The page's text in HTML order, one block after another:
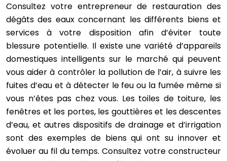
Consultez votre entrepreneur de restauration des
dégâts des eaux concernant les différents biens et
services à votre disposition afin d’éviter toute
blessure potentielle. Il existe une variété d’appareils
domestiques intelligents sur le marché qui peuvent
vous aider à contrôler la pollution de l’air, à suivre les
fuites d’eau et à détecter le feu ou la fumée même si
vous n’êtes pas chez vous. Les toiles de toiture, les
fenêtres et les portes, les gouttières et les descentes
d’eau, et autres dispositifs de drainage et d’irrigation
sont des exemples de biens qui ont su innover et
évoluer au fil du temps. Consultez votre constructeur